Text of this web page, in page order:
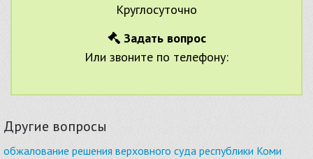
Круглосуточно
Задать вопрос
Или звоните по телефону:
Другие вопросы
обжалование решения верховного суда республики Коми